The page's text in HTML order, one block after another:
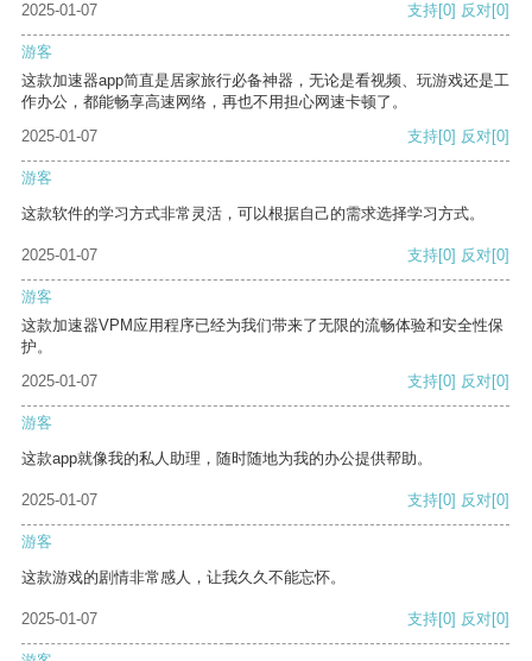
2025-01-07
支持[0] 反对[0]
游客
这款加速器app简直是居家旅行必备神器，无论是看视频、玩游戏还是工
作办公，都能畅享高速网络，再也不用担心网速卡顿了。
2025-01-07
支持[0] 反对[0]
游客
这款软件的学习方式非常灵活，可以根据自己的需求选择学习方式。
2025-01-07 支持[0] 反对[0]
游客
这款加速器VPM应用程序已经为我们带来了无限的流畅体验和安全性保
护。
2025-01-07
支持[0] 反对[0]
游客
这款app就像我的私人助理，随时随地为我的办公提供帮助。
2025-01-07 支持[0] 反对[0]
游客
这款游戏的剧情非常感人，让我久久不能忘怀。
2025-01-07 支持[0] 反对[0]